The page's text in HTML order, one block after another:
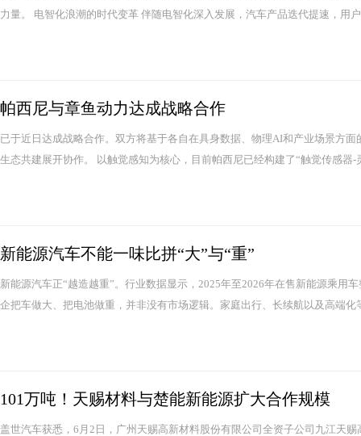
力量。 电智化浪潮的时代变革 伴随电智化深入发展，汽车产品迭代提速，用
帕西尼与章鱼动力达成战略合作
已于近日达成战略合作。双方将基于各自在具身数据、物理AI和产业场景方
生态共建展开协作。 以触觉感知为核心，目前帕西尼已经构建了“触觉传感器
新能源汽车不能一味比拼“大”与“重”
新能源汽车正“越造越重”。行业数据显示，2025年至2026年在售新能源乘用
企把车做大、把电池做重，并非没有市场逻辑。家庭出行、长续航以及高端
101万吨！天赐材料与楚能新能源扩大合作规模
盖世汽车获悉，6月2日，广州天赐高新材料股份有限公司全资子公司九江天